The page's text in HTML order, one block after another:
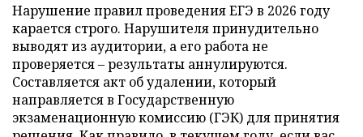
Нарушение правил проведения ЕГЭ в 2026 году
карается строго. Нарушителя принудительно
выводят из аудитории, а его работа не
проверяется – результаты аннулируются.
Составляется акт об удалении, который
направляется в Государственную
экзаменационную комиссию (ГЭК) для принятия